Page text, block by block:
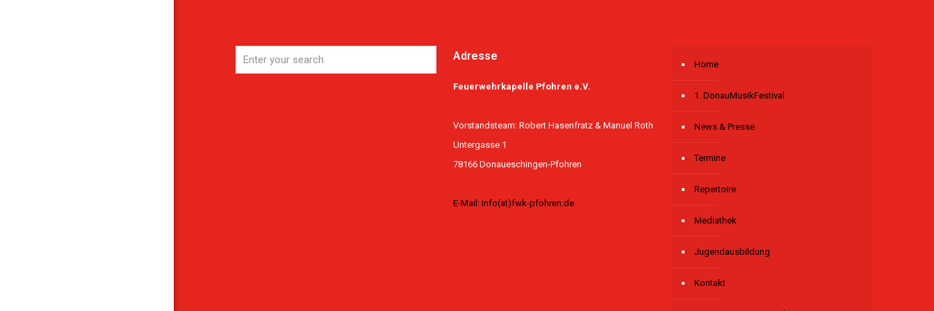
Adresse
Feuerwehrkapelle Pfohren e.V.
Vorstandsteam: Robert Hasenfratz & Manuel Roth
Untergasse 1
78166 Donaueschingen-Pfohren
E-Mail: info(at)fwk-pfohren.de
Home
1. DonauMusikFestival
News & Presse
Termine
Repertoire
Mediathek
Jugendausbildung
Kontakt